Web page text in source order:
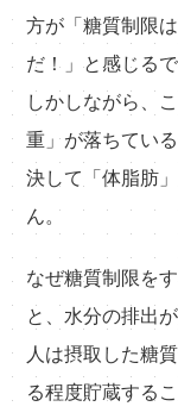
方が「糖質制限
だ！」と感じる
しかしながら、
重」が落ちてい
決して「体脂肪
ん。
なぜ糖質制限を
と、水分の排出
人は摂取した糖
る程度貯蔵する